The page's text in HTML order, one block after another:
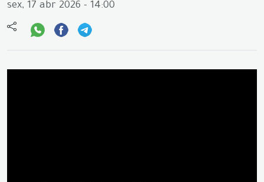
sex, 17 abr 2026 - 14:00